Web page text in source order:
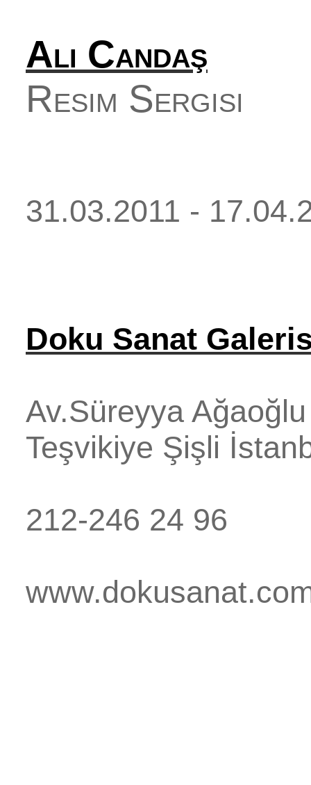
Ali Candaş
Resim Sergisi
31.03.2011 -
Doku Sanat
Av.Süreyya
Teşvikiye Şişli
212-246 24 96